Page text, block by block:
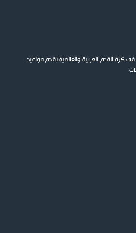
القدم العربية والعالمية يقدم مواعيد